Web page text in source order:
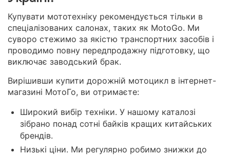
Купувати мототехніку рекомендується тільки в
спеціалізованих салонах, таких як MotoGo. Ми
суворо стежимо за якістю транспортних засобів і
проводимо повну передпродажну підготовку, що
виключає заводський брак.
Вирішивши купити дорожній мотоцикл в інтернет-
магазині МотоГо, ви отримаєте:
Широкий вибір техніки. У нашому каталозі
зібрано понад сотні байків кращих китайських
брендів.
Низькі ціни. Ми регулярно робимо знижки до